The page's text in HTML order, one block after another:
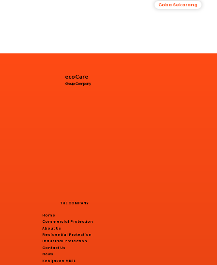
Coba Sekarang
THE COMPANY
Commercial Protection
Home
About Us
Industrial Protection
Residential Protection
Contact Us
News
Kebijakan MK3L
ecoCare
Group Company